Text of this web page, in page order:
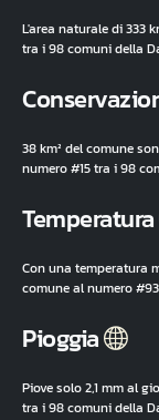
L'area naturale di 333
tra i 98 comuni della
38 km² del comune
numero #15 tra i 98
Temperatura
Con una temperatura
comune al numero
Pioggia
Piove solo 2,1 mm al
tra i 98 comuni della